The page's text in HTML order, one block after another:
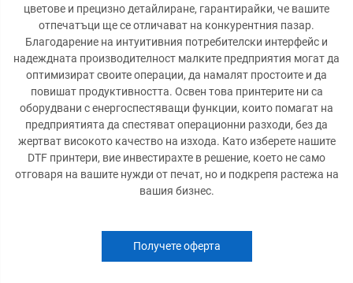
цветове и прецизно детайлиране, гарантирайки, че вашите
отпечатъци ще се отличават на конкурентния пазар.
Благодарение на интуитивния потребителски интерфейс и
надеждната производителност малките предприятия могат да
оптимизират своите операции, да намалят простоите и да
повишат продуктивността. Освен това принтерите ни са
оборудвани с енергоспестяващи функции, които помагат на
предприятията да спестяват операционни разходи, без да
жертват високото качество на изхода. Като изберете нашите
DTF принтери, вие инвестирахте в решение, което не само
отговаря на вашите нужди от печат, но и подкрепя растежа на
вашия бизнес.
Получете оферта